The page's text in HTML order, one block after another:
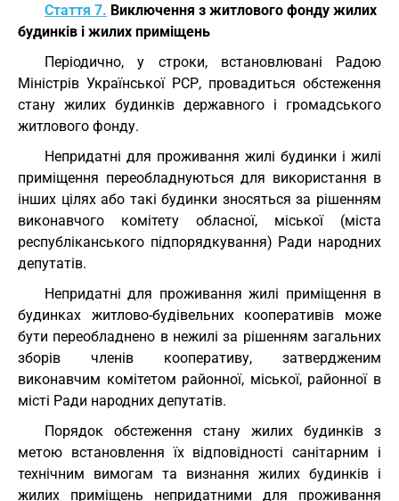
Стаття 7. Виключення з житлового фонду жилих
будинків і жилих приміщень
Періодично, у строки, встановлювані Радою
Міністрів Української РСР, провадиться обстеження
стану жилих будинків державного і громадського
житлового фонду.
Непридатні для проживання жилі будинки і жилі
приміщення переобладнуються для використання в
інших цілях або такі будинки зносяться за рішенням
виконавчого комітету обласної, міської (міста
республіканського підпорядкування) Ради народних
депутатів.
Непридатні для проживання жилі приміщення в
будинках житлово-будівельних кооперативів може
бути переобладнено в нежилі за рішенням загальних
зборів членів кооперативу, затвердженим
виконавчим комітетом районної, міської, районної в
місті Ради народних депутатів.
Порядок обстеження стану жилих будинків з
метою встановлення їх відповідності санітарним і
технічним вимогам та визнання жилих будинків і
жилих приміщень непридатними для проживання